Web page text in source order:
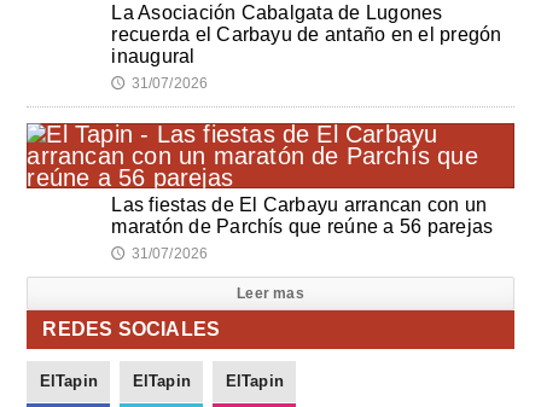
La Asociación Cabalgata de Lugones
recuerda el Carbayu de antaño en el pregón
inaugural
🕔 31/07/2026
Las fiestas de El Carbayu arrancan con un
maratón de Parchís que reúne a 56 parejas
🕔 31/07/2026
Leer mas
REDES SOCIALES
ElTapin ElTapin ElTapin